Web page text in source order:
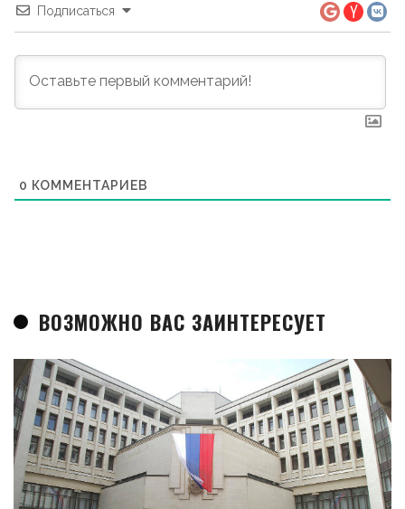
Подписаться
0 КОММЕНТАРИЕВ
ВОЗМОЖНО ВАС ЗАИНТЕРЕСУЕТ